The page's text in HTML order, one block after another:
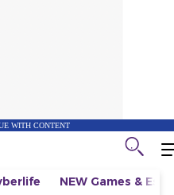
WITH CONTENT
NEW Games &